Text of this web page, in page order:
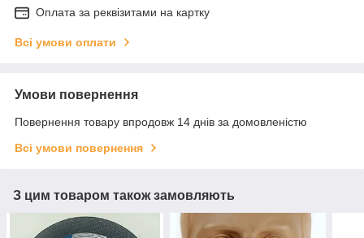
Оплата за реквізитами на картку
Всі умови оплати
Умови повернення
Повернення товару впродовж 14 днів за домовленістю
Всі умови повернення
З цим товаром також замовляють